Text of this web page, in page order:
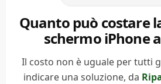
Quanto può costare
schermo iPhone
Il costo non è uguale per tutti
indicare una soluzione, da